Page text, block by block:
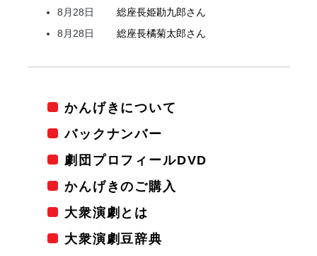
8月28日
総座長姫勘九郎さん
8月28日
総座長橘菊太郎さん
かんげきについて
バックナンバー
劇団プロフィールDVD
かんげきのご購入
大衆演劇とは
大衆演劇豆辞典